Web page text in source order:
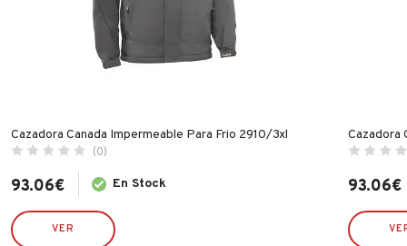
Cazadora Canada Impermeable Para Frio 2910/3xl
(0)
93.06€ En Stock
VER
Cazadora
93.06€